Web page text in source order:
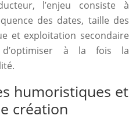
l’enjeu consiste à
des dates, taille des
et exploitation secondaire
d’optimiser à la fois la
humoristiques et
création